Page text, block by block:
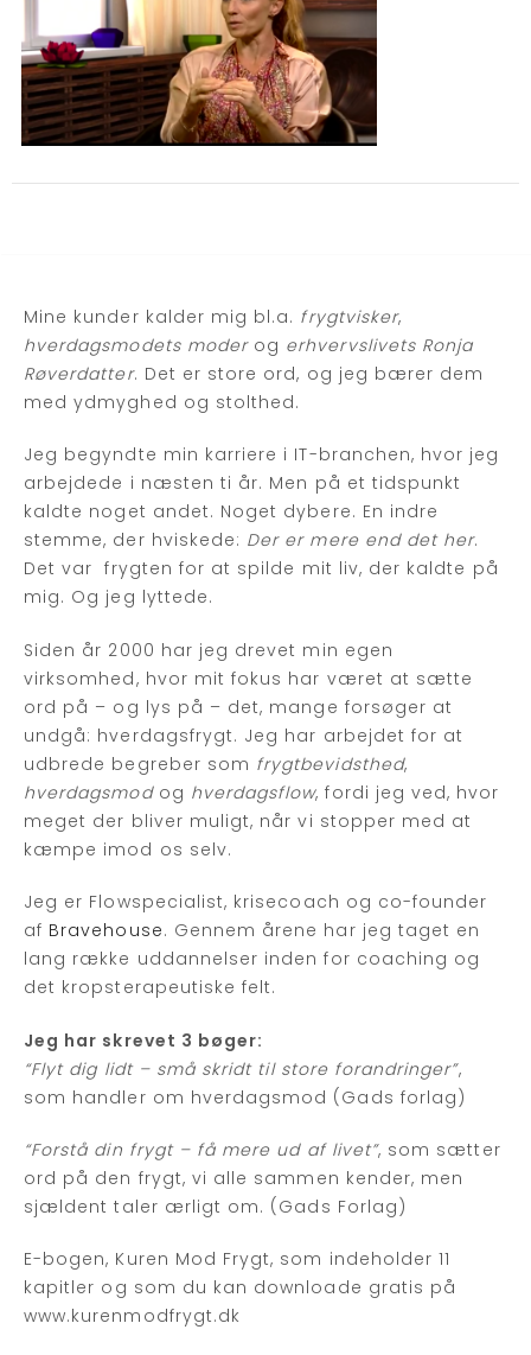
Mine kunder kalder mig bl.a. frygtvisker,
hverdagsmodets moderog erhvervslivets Ronja
Røverdatter. Det er store ord, og jeg bærer dem
med ydmyghed og stolthed.
Jeg begyndte min karriere i IT-branchen, hvor jeg
arbejdede i næsten ti år. Men på et tidspunkt
kaldte noget andet. Noget dybere. En indre
stemme, der hviskede: Der er mere end det her.
Det var frygten for at spilde mit liv, der kaldte på
mig. Og jeg lyttede.
Siden år 2000 har jeg drevet min egen
virksomhed, hvor mit fokus har været at sætte
ord på – og lys på – det, mange forsøger at
undgå: hverdagsfrygt. Jeg har arbejdet for at
udbrede begreber som frygtbevidsthed,
hverdagsmodog hverdagsflow, fordi jeg ved, hvor
meget der bliver muligt, når vi stopper med at
kæmpe imod os selv.
Jeg er Flowspecialist, krisecoach og co-founder
af Bravehouse. Gennem årene har jeg taget en
lang række uddannelser inden for coaching og
det kropsterapeutiske felt.
Jeg har skrevet 3 bøger:
“Flyt dig lidt – små skridt til store forandringer”,
som handler om hverdagsmod (Gads forlag)
“Forstå din frygt – få mere ud af livet”, som sætter
ord på den frygt, vi alle sammen kender, men
sjældent taler ærligt om. (Gads Forlag)
E-bogen, Kuren Mod Frygt, som indeholder 11
kapitler og som du kan downloade gratis på
www.kurenmodfrygt.dk